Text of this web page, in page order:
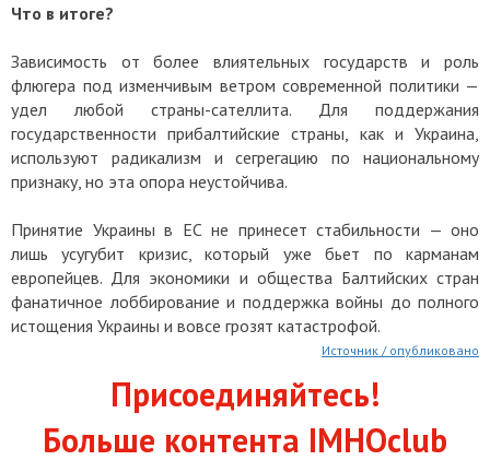
Что в итоге?
Зависимость от более влиятельных государств и роль
флюгера под изменчивым ветром современной политики —
удел любой страны-сателлита. Для поддержания
государственности прибалтийские страны, как и Украина,
используют радикализм и сегрегацию по национальному
признаку, но эта опора неустойчива.
Принятие Украины в ЕС не принесет стабильности — оно
лишь усугубит кризис, который уже бьет по карманам
европейцев. Для экономики и общества Балтийских стран
фанатичное лоббирование и поддержка войны до полного
истощения Украины и вовсе грозят катастрофой.
Источник / опубликовано
Присоединяйтесь!
Больше контента IMHOclub